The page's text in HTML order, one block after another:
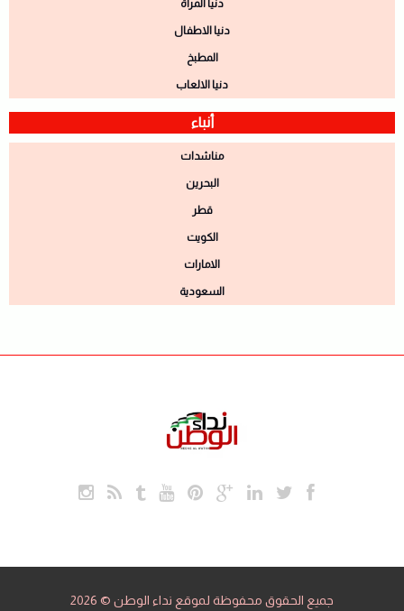
دنيا المرأة
دنيا الاطفال
المطبخ
دنيا الالعاب
أنباء
مناشدات
البحرين
قطر
الكويت
الامارات
السعودية
جميع الحقوق محفوظة لموقع نداء الوطن © 2026